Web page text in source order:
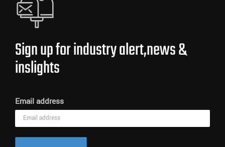
Sign up for industry alert,news &
inslights
Email address